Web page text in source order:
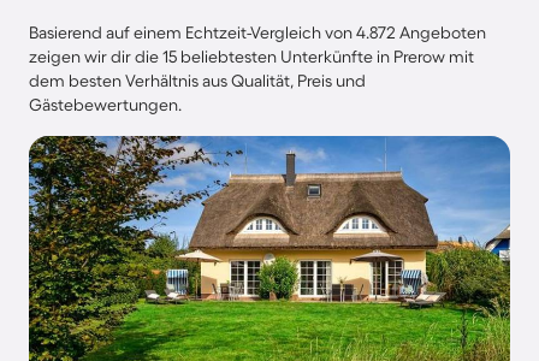
Basierend auf einem Echtzeit-Vergleich von 4.872 Angeboten
zeigen wir dir die 15 beliebtesten Unterkünfte in Prerow mit
dem besten Verhältnis aus Qualität, Preis und
Gästebewertungen.